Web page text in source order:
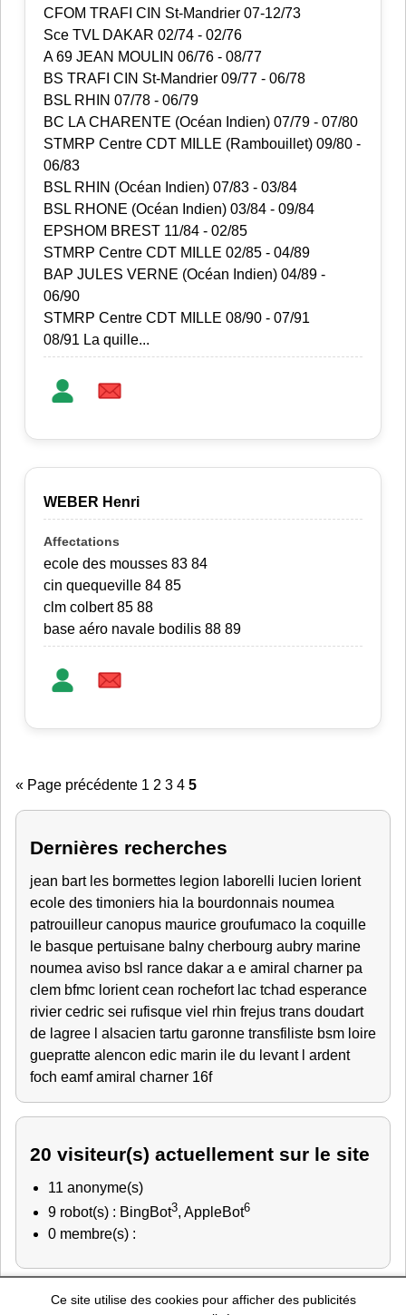
Ce site utilise des cookies pour afficher des publicités
CFOM TRAFI CIN St-Mandrier 07-12/73
Sce TVL DAKAR 02/74 - 02/76
A 69 JEAN MOULIN 06/76 - 08/77
BS TRAFI CIN St-Mandrier 09/77 - 06/78
BSL RHIN 07/78 - 06/79
BC LA CHARENTE (Océan Indien) 07/79 - 07/80
STMRP Centre CDT MILLE (Rambouillet) 09/80 -
06/83
BSL RHIN (Océan Indien) 07/83 - 03/84
BSL RHONE (Océan Indien) 03/84 - 09/84
EPSHOM BREST 11/84 - 02/85
STMRP Centre CDT MILLE 02/85 - 04/89
BAP JULES VERNE (Océan Indien) 04/89 -
06/90
STMRP Centre CDT MILLE 08/90 - 07/91
08/91 La quille...
WEBER Henri
ecole des mousses 83 84
cin quequeville 84 85
clm colbert 85 88
base aéro navale bodilis 88 89
« Page précédente 1 2 3 4 5
Dernières recherches
jean bart les bormettes legion laborelli lucien lorient
ecole des timoniers hia la bourdonnais noumea
patrouilleur canopus maurice groufumaco la coquille
le basque pertuisane balny cherbourg aubry marine
noumea aviso bsl rance dakar a e amiral charner pa
clem bfmc lorient cean rochefort lac tchad esperance
rivier cedric sei rufisque viel rhin frejus trans doudart
de lagree
l alsacien tartu garonne transfiliste bsm loire
guepratte alencon edic marin ile du levant
l ardent
foch eamf amiral charner 16f
20 visiteur(s) actuellement sur le site
11 anonyme(s)
9 robot(s) : BingBot3, AppleBot6
0 membre(s) :
Police Nationale-Education Nationale-Marine Nationale-